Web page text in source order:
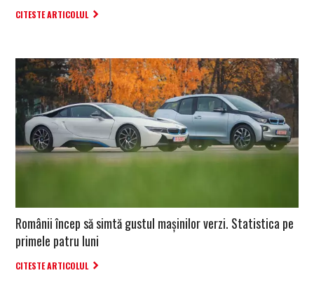
CITESTE ARTICOLUL
Românii încep să simtă gustul mașinilor verzi. Statistica pe
primele patru luni
CITESTE ARTICOLUL